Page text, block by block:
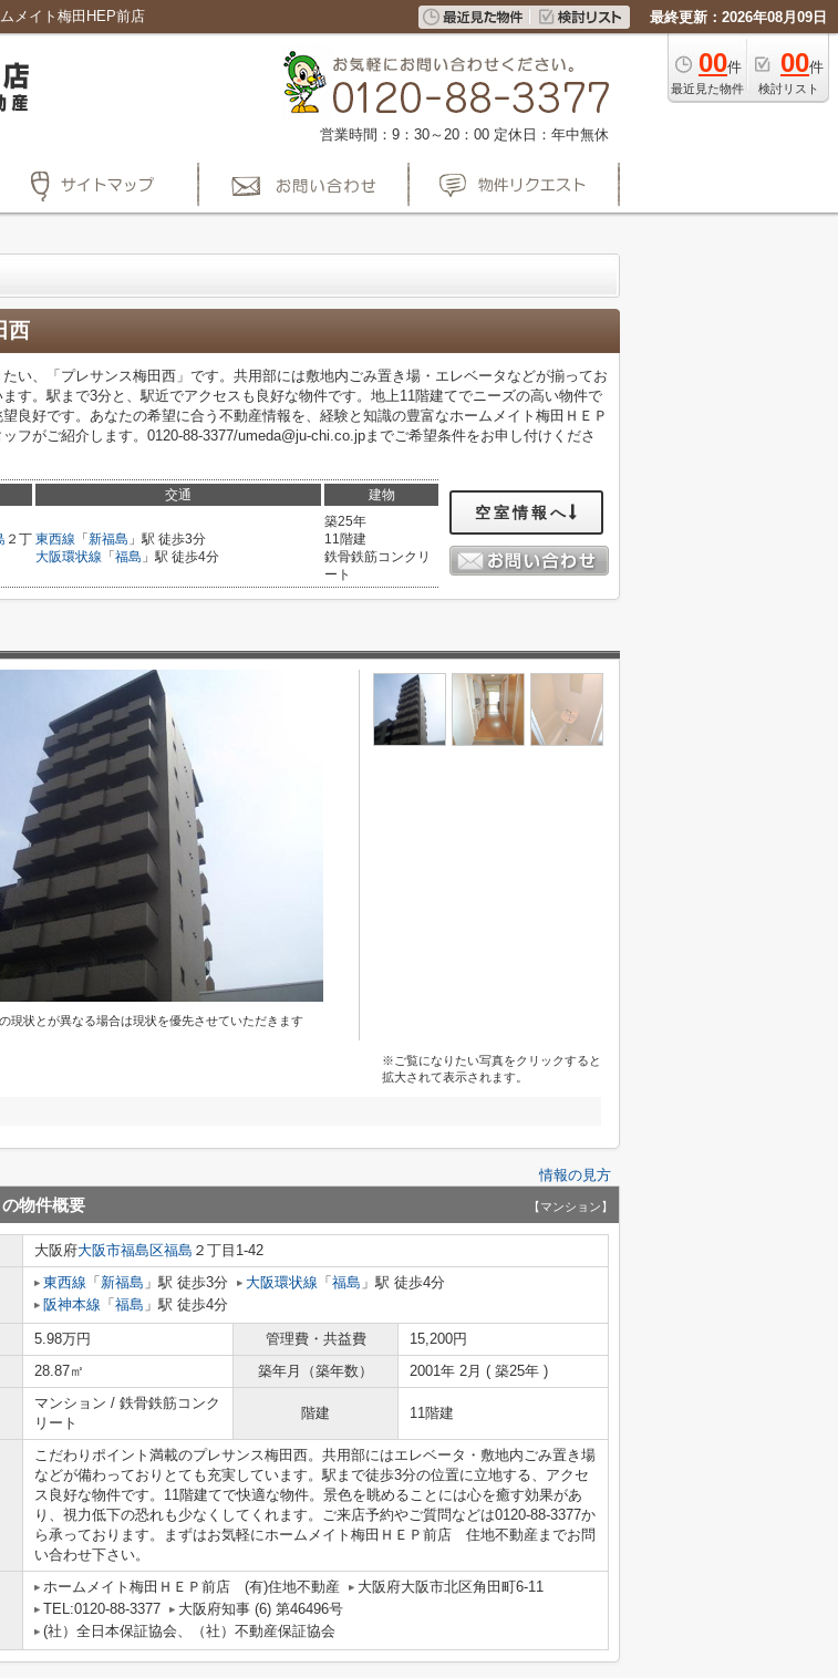
メイト梅田HEP前店 最終更新：2026年08月09日
00件
最近見た物件
00件
検討リスト
営業時間：9：30～20：00 定休日：年中無休
西
い、「プレサンス梅田西」です。共用部には敷地内ごみ置き場・エレベータなどが揃ってお
す。駅まで3分と、駅近でアクセスも良好な物件です。地上11階建てでニーズの高い物件で
良好です。あなたの希望に合う不動産情報を、経験と知識の豊富なホームメイト梅田ＨＥＰ
フがご紹介します。0120-88-3377/umeda@ju-chi.co.jpまでご希望条件をお申し付けくださ
交通 建物
２丁 東西線 「 新福島 」駅 徒歩3分
大阪環状線 「 福島 」駅 徒歩4分
築25年
11階建
鉄骨鉄筋コンクリ
ート
空室情報へ
現状とが異なる場合は現状を優先させていただきます
※ご覧になりたい写真をクリックすると
拡大されて表示されます。
情報の見方
の物件概要 【マンション】
大阪府大阪市福島区福島 ２丁目1-42
東西線 「 新福島 」駅 徒歩3分 大阪環状線 「 福島 」駅 徒歩4分
阪神本線 「 福島 」駅 徒歩4分
5.98万円 管理費・共益費
15,200円
28.87㎡ 築年月（築年数） 2001年 2月 ( 築25年 )
マンション / 鉄骨鉄筋コンク
リート
階建 11階建
こだわりポイント満載のプレサンス梅田西。共用部にはエレベータ・敷地内ごみ置き場
などが備わっておりとても充実しています。駅まで徒歩3分の位置に立地する、アクセ
ス良好な物件です。11階建てで快適な物件。景色を眺めることには心を癒す効果があ
り、視力低下の恐れも少なくしてくれます。ご来店予約やご質問などは0120-88-3377か
ら承っております。まずはお気軽にホームメイト梅田ＨＥＰ前店 住地不動産までお問
い合わせ下さい。
ホームメイト梅田ＨＥＰ前店 (有)住地不動産
大阪府大阪市北区角田町6-11
TEL:0120-88-3377
大阪府知事 (6) 第46496号
(社）全日本保証協会、（社）不動産保証協会